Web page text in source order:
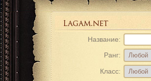
Название:
Ранг:
Класс: